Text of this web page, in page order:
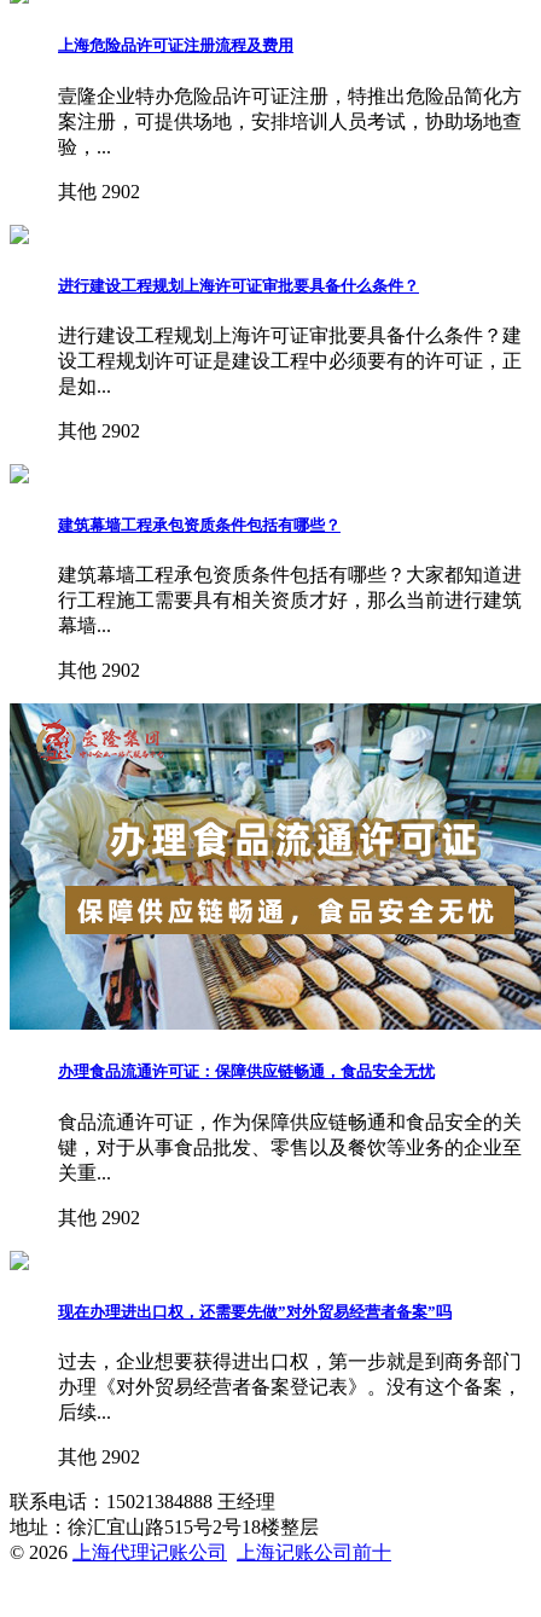
上海危险品许可证注册流程及费用
壹隆企业特办危险品许可证注册，特推出危险品简化方
案注册，可提供场地，安排培训人员考试，协助场地查
验，...
其他 2902
进行建设工程规划上海许可证审批要具备什么条件？
进行建设工程规划上海许可证审批要具备什么条件？建
设工程规划许可证是建设工程中必须要有的许可证，正
是如...
其他 2902
建筑幕墙工程承包资质条件包括有哪些？
建筑幕墙工程承包资质条件包括有哪些？大家都知道进
行工程施工需要具有相关资质才好，那么当前进行建筑
幕墙...
其他 2902
办理食品流通许可证：保障供应链畅通，食品安全无忧
食品流通许可证，作为保障供应链畅通和食品安全的关
键，对于从事食品批发、零售以及餐饮等业务的企业至
关重...
其他 2902
现在办理进出口权，还需要先做”对外贸易经营者备案”吗
过去，企业想要获得进出口权，第一步就是到商务部门
办理《对外贸易经营者备案登记表》。没有这个备案，
后续...
其他 2902
联系电话：15021384888 王经理
地址：徐汇宜山路515号2号18楼整层
© 2026
上海代理记账公司 上海记账公司前十